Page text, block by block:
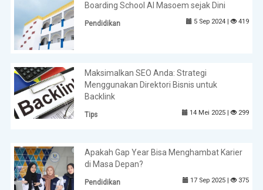
Boarding School Al Masoem sejak Dini
Pendidikan 5 Sep 2024 | 419
Maksimalkan SEO Anda: Strategi
Menggunakan Direktori Bisnis untuk
Backlink
Tips 14 Mei 2025 | 299
Apakah Gap Year Bisa Menghambat Karier
di Masa Depan?
Pendidikan 17 Sep 2025 | 375